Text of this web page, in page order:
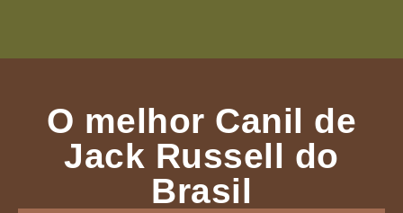
O melhor Canil de
Jack Russell do
Brasil